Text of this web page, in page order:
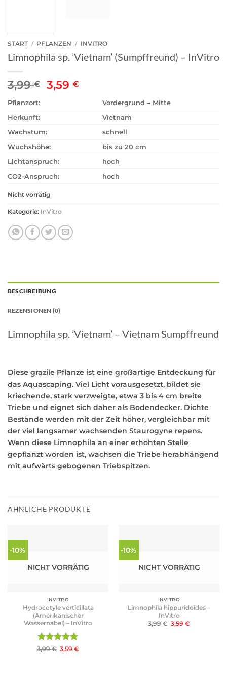
START / PFLANZEN / INVITRO
Limnophila sp. ’Vietnam’ (Sumpffreund) – InVitro
3,99€ Ursprünglicher
Preis
3,59€Aktueller
3,59 €.
Pflanzort:
Vordergrund – Mitte
Herkunft:
Vietnam
Wachstum:
schnell
Wuchshöhe:
bis zu 20 cm
Lichtanspruch:
hoch
CO2-Anspruch:
hoch
Nicht vorrätig
Kategorie: InVitro
BESCHREIBUNG
REZENSIONEN (0)
Limnophila sp. ’Vietnam’ – Vietnam Sumpffreund
Diese grazile Pflanze ist eine großartige Entdeckung für
das Aquascaping. Viel Licht vorausgesetzt, bildet sie
kriechende, stark verzweigte, etwa 3 bis 4 cm breite
Triebe und eignet sich daher als Bodendecker. Dichte
Bestände werden mit der Zeit höher, vergleichbar mit
der viel langsamer wachsenden Staurogyne repens.
Wenn diese Limnophila an einer erhöhten Stelle
gepflanzt worden ist, wachsen die Triebe herabhängend
mit aufwärts gebogenen Triebspitzen.
ÄHNLICHE PRODUKTE
-10%
NICHT VORRÄTIG
INVITRO
Hydrocotyle verticillata
(Amerikanischer
Wassernabel) – InVitro
Bewertet
3,99€ Ursprünglicher
Preis
3,59€
-10%
NICHT VORRÄTIG
INVITRO
Limnophila hippuridoides –
InVitro
3,99€ Ursprünglicher
Preis
3,59€